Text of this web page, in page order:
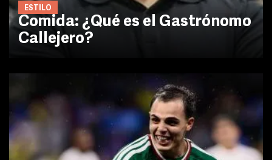
ESTILO
Comida: ¿Qué es el Gastrónomo
Callejero?